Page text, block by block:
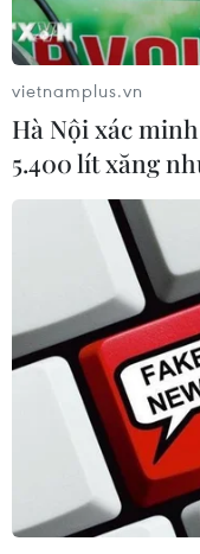
TIN CÙNG
Xe điện
cuộc đua công
08/08/2026 03:00
Hãng BMW bắt
loạt mẫu xe
07/08/2026 01:52
Các thương hiệu
vietnamplus.vn
Hà Nội xác
5.400 lít xăng